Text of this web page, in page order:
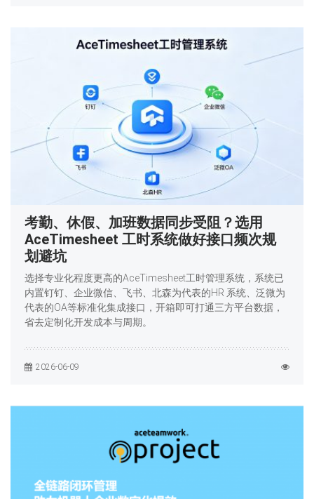
考勤、休假、加班数据同步受阻？选用
AceTimesheet 工时系统做好接口频次规
划避坑
选择专业化程度更高的AceTimesheet工时管理系统，系统已
内置钉钉、企业微信、飞书、北森为代表的HR 系统、泛微为
代表的OA等标准化集成接口，开箱即可打通三方平台数据，
省去定制化开发成本与周期。
2026-06-09